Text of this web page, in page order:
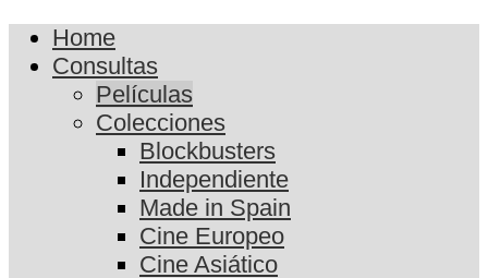
Home
Consultas
Películas
Colecciones
Blockbusters
Independiente
Made in Spain
Cine Europeo
Cine Asiático